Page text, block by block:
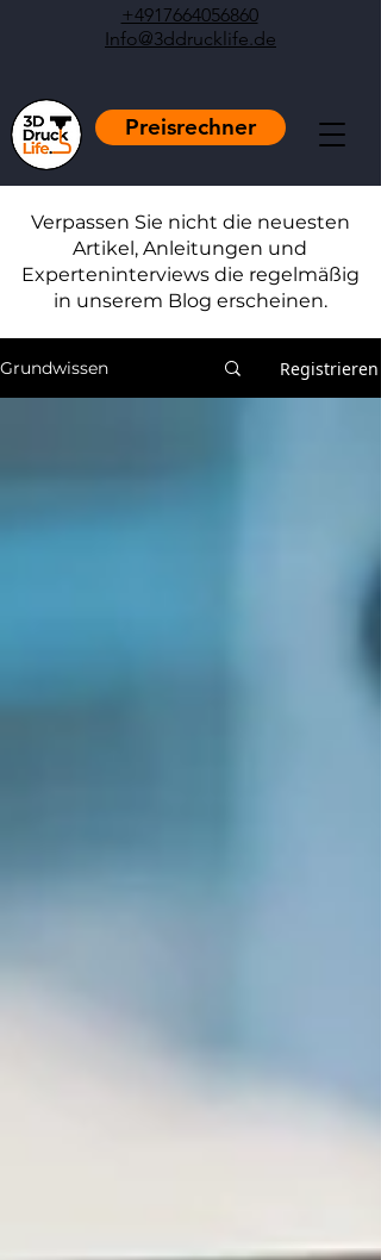
+4917664056860
Info@3ddrucklife.de
Preisrechner
Verpassen Sie nicht die neuesten
Artikel, Anleitungen und
Experteninterviews die regelmäßig
in unserem Blog erscheinen.
Grundwissen Registrieren